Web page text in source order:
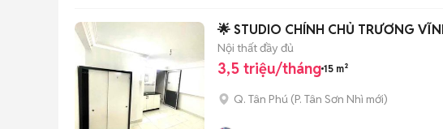
Nội thất đầy đủ
3,5 triệu/tháng 15 m²
Q. Tân Phú (P. Tân Sơn Nhì mới)